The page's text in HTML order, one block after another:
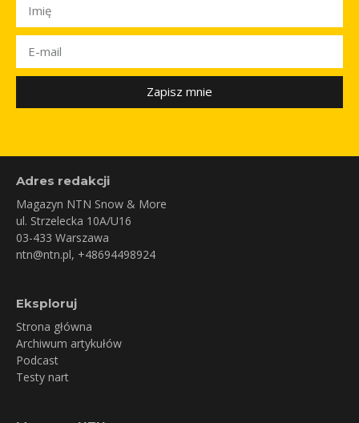
Zapisz mnie
Adres redakcji
Magazyn NTN Snow & More
ul. Strzelecka 10A/U16
03-433 Warszawa
ntn@ntn.pl, +48694498924
Eksploruj
Strona główna
Archiwum artykułów
Podcast
Testy nart